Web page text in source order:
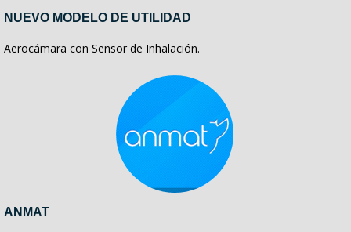
NUEVO MODELO DE UTILIDAD
Aerocámara con Sensor de Inhalación.
ANMAT